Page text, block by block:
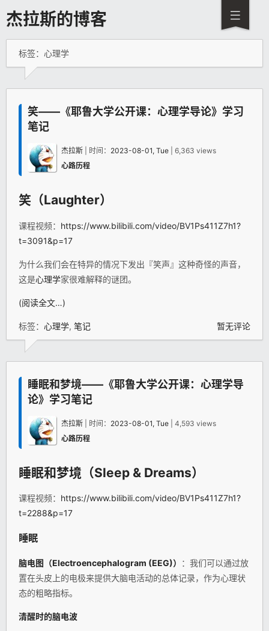
杰拉斯的博客
标签：心理学
笑——《耶鲁大学公开课：心理学导论》学习
笔记
杰拉斯 | 时间： 2023-08-01, Tue | 6,363 views
心路历程
笑（Laughter）
课程视频： https://www.bilibili.com/video/BV1Ps411Z7h1?
t=3091&p=17
为什么我们会在特异的情况下发出『笑声』这种奇怪的声音，
这是心理学家很难解释的谜团。
(阅读全文…)
标签： 心理学, 笔记 暂无评论
睡眠和梦境——《耶鲁大学公开课：心理学导
论》学习笔记
杰拉斯 | 时间： 2023-08-01, Tue | 4,593 views
心路历程
睡眠和梦境（Sleep & Dreams）
课程视频： https://www.bilibili.com/video/BV1Ps411Z7h1?
t=2288&p=17
睡眠
脑电图（Electroencephalogram (EEG)）
：我们可以通过放
置在头皮上的电极来提供大脑电活动的总体记录，作为心理状
态的粗略指标。
清醒时的脑电波